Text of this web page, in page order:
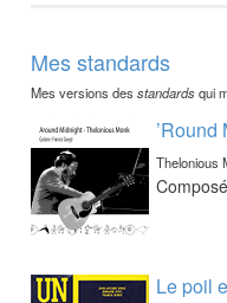
Mes standards
Mes versions desstandardsqui
’Round
Thelonious
Le poil